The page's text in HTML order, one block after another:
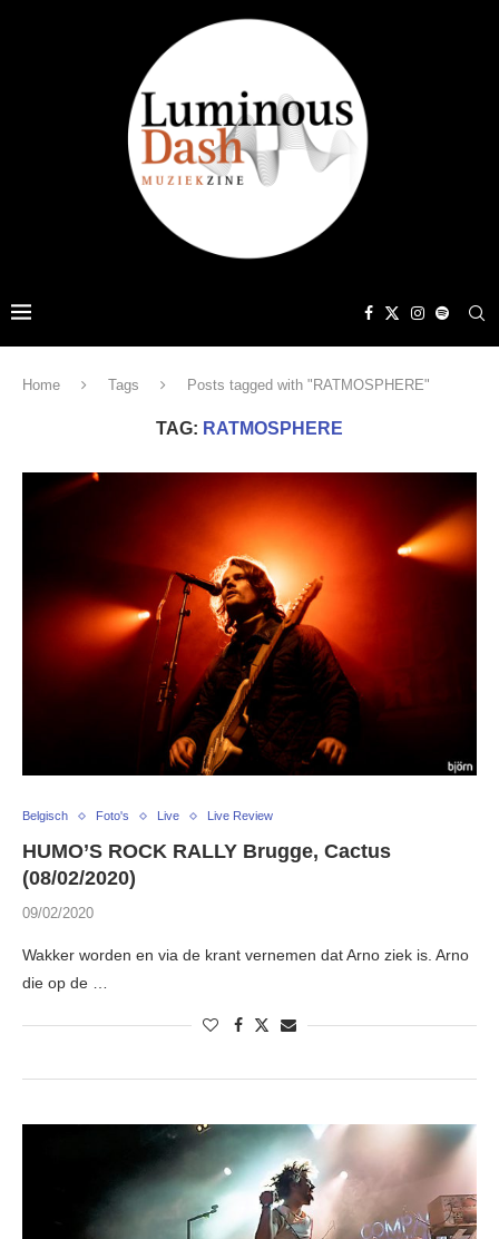
Home Tags Posts tagged with "RATMOSPHERE"
TAG: RATMOSPHERE
Belgisch Foto's Live Live Review
HUMO’S ROCK RALLY Brugge, Cactus
(08/02/2020)
09/02/2020
Wakker worden en via de krant vernemen dat Arno ziek is. Arno
die op de …